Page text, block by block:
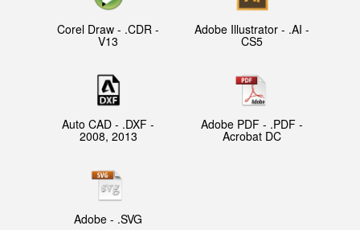
Corel Draw - .CDR -
V13
Adobe Illustrator - .AI -
CS5
Auto CAD - .DXF -
2008, 2013
Adobe PDF - .PDF -
Acrobat DC
Adobe - .SVG